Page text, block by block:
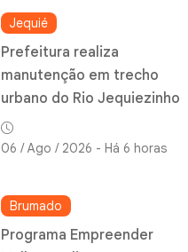
Jequié
Prefeitura realiza
manutenção em trecho
urbano do Rio Jequiezinho
06 / Ago / 2026 - Há 6 horas
Brumado
Programa Empreender